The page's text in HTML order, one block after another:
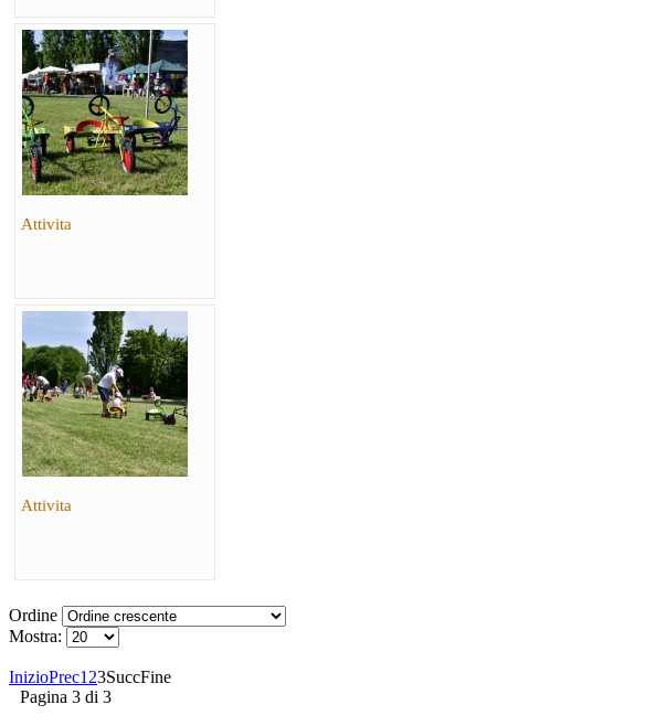
Attivita
Attivita
Ordine
Mostra:
InizioPrec1 23SuccFine
Pagina 3 di 3